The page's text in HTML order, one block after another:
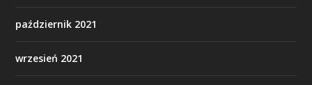
październik 2021
wrzesień 2021